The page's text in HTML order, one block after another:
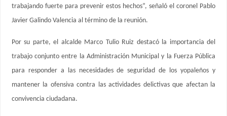
trabajando fuerte para prevenir estos hechos”, señaló el coronel Pablo
Javier Galindo Valencia al término de la reunión.
Por su parte, el alcalde Marco Tulio Ruiz destacó la importancia del
trabajo conjunto entre la Administración Municipal y la Fuerza Pública
para responder a las necesidades de seguridad de los yopaleños y
mantener la ofensiva contra las actividades delictivas que afectan la
convivencia ciudadana.